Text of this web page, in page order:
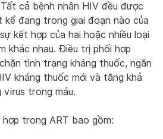
cả bệnh nhân HIV đều được
đang trong giai đoạn nào của
kết hợp của hai hoặc nhiều loại
khác nhau. Điều trị phối hợp
tình trạng kháng thuốc, ngăn
kháng thuốc mới và tăng khả
trong máu.
trong ART bao gồm: